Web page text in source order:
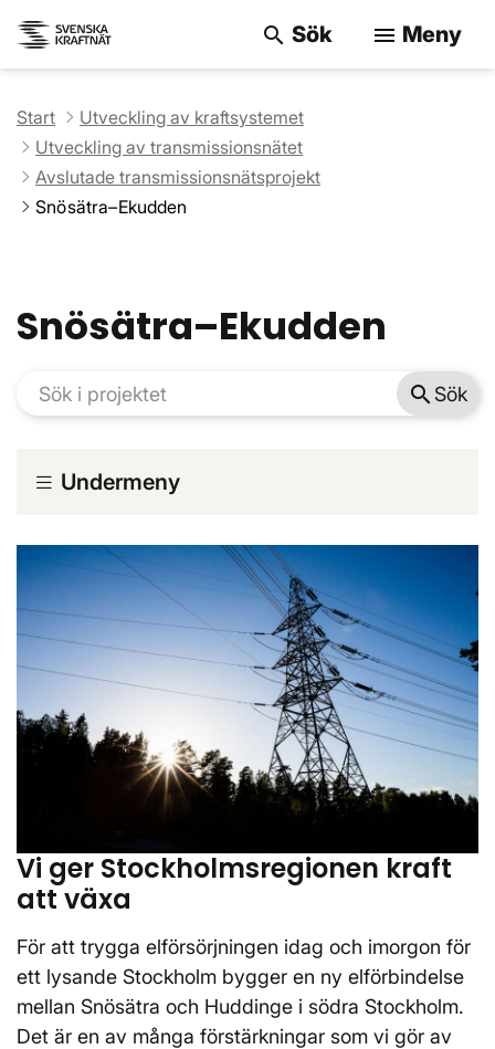
search Sök menu Meny
Start
Utveckling av kraftsystemet
Utveckling av transmissionsnätet
Avslutade transmissionsnätsprojekt
Snösätra–Ekudden
Snösätra–Ekudden
search Sök
Undermeny
Vi ger Stockholmsregionen kraft
att växa
För att trygga elförsörjningen idag och imorgon för
ett lysande Stockholm bygger en ny elförbindelse
mellan Snösätra och Huddinge i södra Stockholm.
Det är en av många förstärkningar som vi gör av